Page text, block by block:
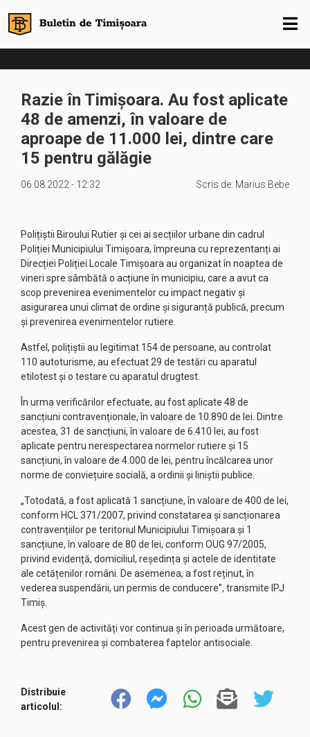
Razie în Timișoara. Au fost aplicate
48 de amenzi, în valoare de
aproape de 11.000 lei, dintre care
15 pentru gălăgie
06.08.2022 - 12:32 Scris de: Marius Bebe
Polițiștii Biroului Rutier și cei ai secțiilor urbane din cadrul
Poliției Municipiului Timișoara, împreuna cu reprezentanți ai
Direcției Poliției Locale Timișoara au organizat în noaptea de
vineri spre sâmbătă o acțiune în municipiu, care a avut ca
scop prevenirea evenimentelor cu impact negativ și
asigurarea unui climat de ordine și siguranță publică, precum
și prevenirea evenimentelor rutiere.
Astfel, polițiștii au legitimat 154 de persoane, au controlat
110 autoturisme, au efectuat 29 de testări cu aparatul
etilotest și o testare cu aparatul drugtest.
În urma verificărilor efectuate, au fost aplicate 48 de
sancțiuni contravenționale, în valoare de 10.890 de lei. Dintre
acestea, 31 de sancțiuni, în valoare de 6.410 lei, au fost
aplicate pentru nerespectarea normelor rutiere și 15
sancțiuni, în valoare de 4.000 de lei, pentru încălcarea unor
norme de conviețuire socială, a ordinii și liniștii publice.
„Totodată, a fost aplicată 1 sancțiune, în valoare de 400 de lei,
conform HCL 371/2007, privind constatarea și sancționarea
contravențiilor pe teritoriul Municipiului Timişoara și 1
sancțiune, în valoare de 80 de lei, conform OUG 97/2005,
privind evidență, domiciliul, reședința și actele de identitate
ale cetățenilor români. De asemenea, a fost reținut, în
vederea suspendării, un permis de conducere”, transmite IPJ
Timiș.
Acest gen de activități vor continua și în perioada următoare,
pentru prevenirea și combaterea faptelor antisociale.
Distribuie
articolul: